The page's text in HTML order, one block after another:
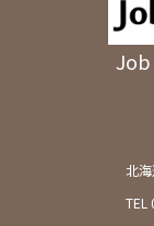
Job
北
TEL